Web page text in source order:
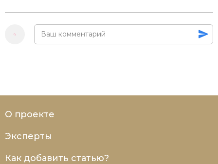
О проекте
Эксперты
Как добавить статью?